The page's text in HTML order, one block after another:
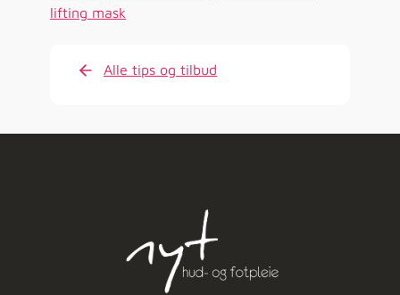
lifting mask
Alle tips og tilbud